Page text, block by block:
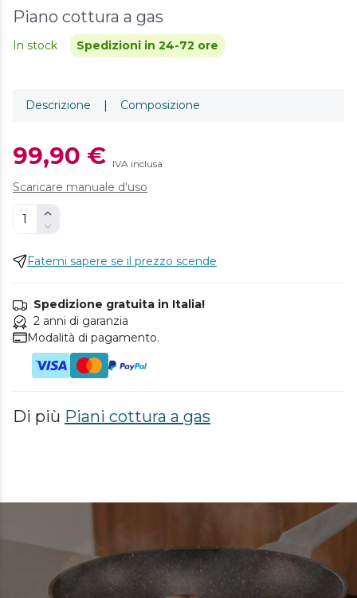
Piano cottura a gas
In stock Spedizioni in 24-72 ore
Descrizione | Composizione
99,90 € IVA inclusa
Scaricare manuale d'uso
Fatemi sapere se il prezzo scende
Spedizione gratuita in Italia!
2 anni di garanzia
Modalità di pagamento.
Di più Piani cottura a gas